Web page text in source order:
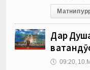
Матни
Дар
🕔 09:20,